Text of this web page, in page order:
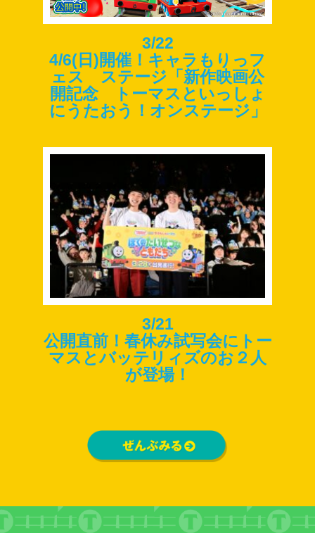
3/22
4/6(日)開催！キャラもりっフ
ェス ステージ「新作映画公
開記念 トーマスといっしょ
にうたおう！オンステージ」
3/21
公開直前！春休み試写会にトー
マスとバッテリィズのお２人
が登場！